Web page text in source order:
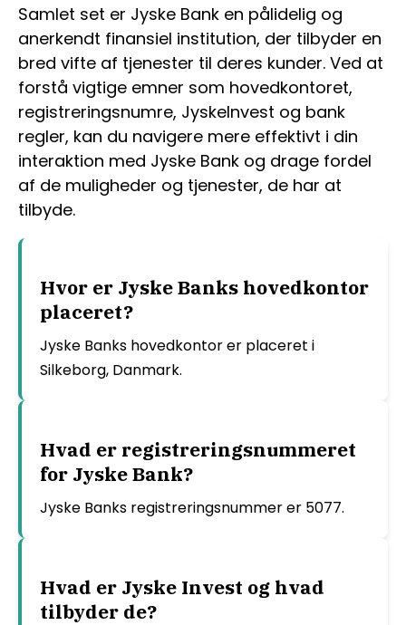
Samlet set er Jyske Bank en pålidelig og
anerkendt finansiel institution, der tilbyder en
bred vifte af tjenester til deres kunder. Ved at
forstå vigtige emner som hovedkontoret,
registreringsnumre, JyskeInvest og bank
regler, kan du navigere mere effektivt i din
interaktion med Jyske Bank og drage fordel
af de muligheder og tjenester, de har at
tilbyde.
Hvor er Jyske Banks hovedkontor
placeret?
Jyske Banks hovedkontor er placeret i
Silkeborg, Danmark.
Hvad er registreringsnummeret
for Jyske Bank?
Jyske Banks registreringsnummer er 5077.
Hvad er Jyske Invest og hvad
tilbyder de?